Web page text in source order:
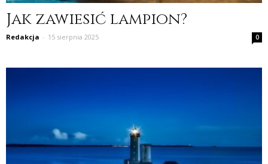
Jak zawiesić lampion?
Redakcja - 15 sierpnia 2025 0